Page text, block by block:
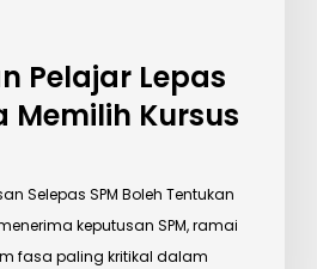
Pelajar Lepas
Memilih Kursus
Selepas SPM Boleh Tentukan
keputusan SPM, ramai
fasa paling kritikal dalam